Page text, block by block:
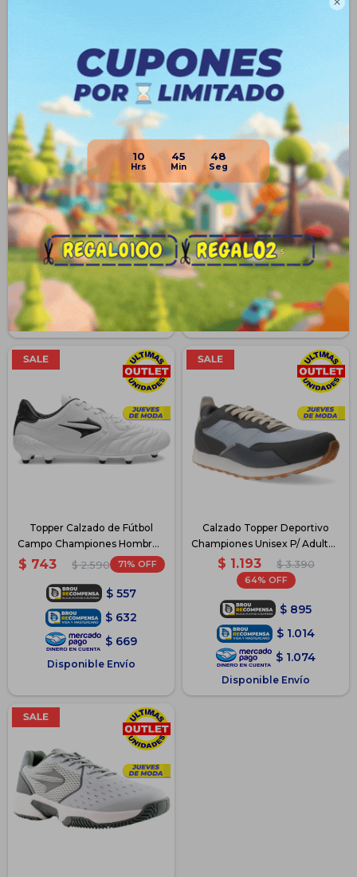

10 45 48
Topper Championes Calzado
De Fútbol 11 Campo Hombre -
Negro
$ 1.493 $ 2.390
37
$ 1.120
1.269
1.344
Disponible Envío
Topper Calzado Para Fútbol
Campo Championes Hombre
$ 743 $ 2.590 71
$ 557
$ 632
Disponible Envío
Topper Calzado de Fútbol
Campo Championes Hombre -
Blanco-SanCiro
$ 743 $ 2.590 71
$ 557
$ 632
$ 669
Disponible Envío
Calzado Topper Deportivo
Championes Unisex P/ Adulto -
Gris2
$ 1.193 $ 3.390
64
$ 895
$ 1.014
$ 1.074
Disponible Envío